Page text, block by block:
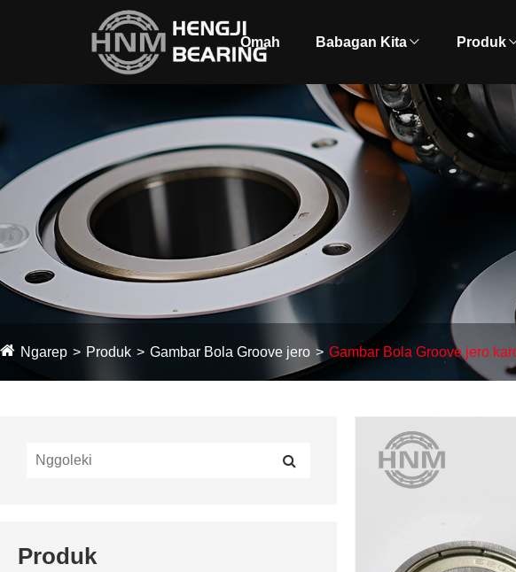
Omah Babagan Kita Produk
Ngarep Produk Gambar Bola Groove jero Gambar Bola Groove jero
Produk